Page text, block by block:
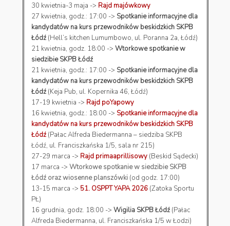
30 kwietnia-3 maja -> Rajd majówkowy
27 kwietnia, godz.: 17:00 -> Spotkanie informacyjne dla
kandydatów na kurs przewodników beskidzkich SKPB
Łódź (Hell’s kitchen Lumumbowo, ul. Poranna 2a, Łódź)
21 kwietnia, godz. 18:00 ->Wtorkowe spotkanie w
siedzibie SKPB Łódź
21 kwietnia, godz.: 17:00 -> Spotkanie informacyjne dla
kandydatów na kurs przewodników beskidzkich SKPB
Łódź (Keja Pub, ul. Kopernika 46, Łódź)
17-19 kwietnia -> Rajd poYapowy
16 kwietnia, godz.: 18:00 -> Spotkanie informacyjne dla
kandydatów na kurs przewodników beskidzkich SKPB
Łódź (Pałac Alfreda Biedermanna – siedziba SKPB
Łódź, ul. Franciszkańska 1/5, sala nr 215)
27-29 marca -> Rajd primaaprillisowy (Beskid Sądecki)
17 marca ->Wtorkowe spotkanie w siedzibie SKPB
Łódź oraz wiosenne planszówki (od godz. 17:00)
13-15 marca -> 51. OSPPT YAPA 2026 (Zatoka Sportu
PŁ)
16 grudnia, godz. 18:00 ->Wigilia SKPB Łódź (Pałac
Alfreda Biedermanna, ul. Franciszkańska 1/5 w Łodzi)